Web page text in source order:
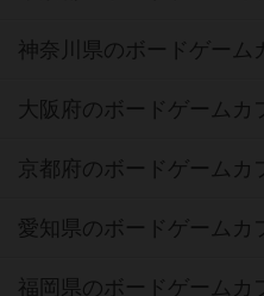
神奈川県のボードゲーム
大阪府のボードゲームカ
京都府のボードゲームカ
愛知県のボードゲームカ
福岡県のボードゲームカ